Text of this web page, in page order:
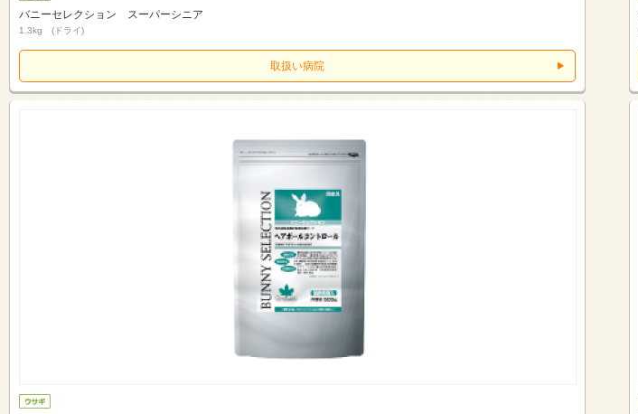
バニーセレクション スーパーシニア
1.3kg (ドライ)
取扱い病院